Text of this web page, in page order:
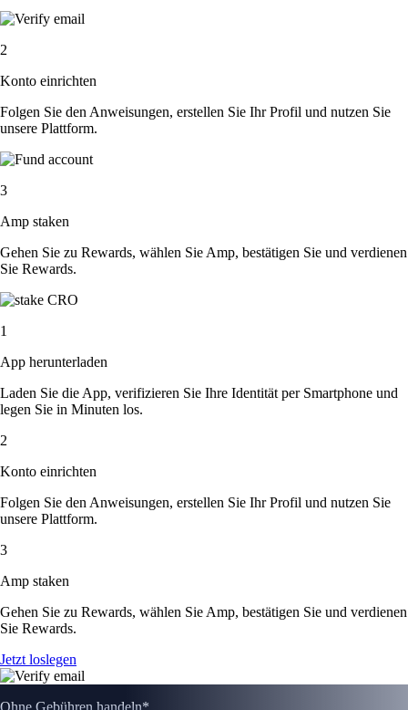
2
Konto einrichten
Folgen Sie den Anweisungen, erstellen Sie Ihr Profil und nutzen Sie
unsere Plattform.
3
Amp staken
Gehen Sie zu Rewards, wählen Sie Amp, bestätigen Sie und verdienen
Sie Rewards.
1
App herunterladen
Laden Sie die App, verifizieren Sie Ihre Identität per Smartphone und
legen Sie in Minuten los.
2
Konto einrichten
Folgen Sie den Anweisungen, erstellen Sie Ihr Profil und nutzen Sie
unsere Plattform.
3
Amp staken
Gehen Sie zu Rewards, wählen Sie Amp, bestätigen Sie und verdienen
Sie Rewards.
Jetzt loslegen
Ohne Gebühren handeln*